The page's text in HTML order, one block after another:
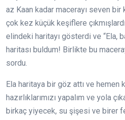
az Kaan kadar macerayı seven bir
çok kez küçük keşiflere
elindeki haritayı gösterdi ve “Ela,
haritası buldum! Birlikte bu
sordu.
Ela haritaya bir göz attı ve hemen
hazırlıklarımızı yapalım ve yola
birkaç yiyecek, su şişesi ve birer